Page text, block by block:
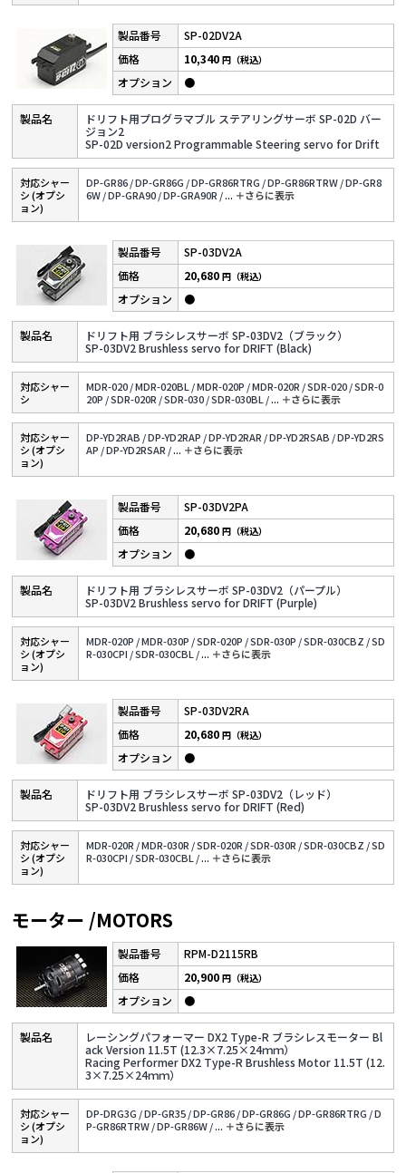
SP-02DV2A
ドリフト用プログラマブル ステアリングサーボ SP-02D バー
ジョン2
SP-02D version2 Programmable Steering servo for Drift
10,340円（税込）
●
対応シャー
シ (オプシ
ョン)
DP-GR86 /DP-GR86G /DP-GR86RTRG /DP-GR86RTRW /DP-GR8
6W /DP-GRA90 /DP-GRA90R /... ＋さらに表⽰
SP-03DV2A
ドリフト用 ブラシレスサーボ SP-03DV2（ブラック）
SP-03DV2 Brushless servo for DRIFT (Black)
20,680円（税込）
●
対応シャー
シ
MDR-020 /MDR-020BL /MDR-020P /MDR-020R /SDR-020 /SDR-0
20P /SDR-020R /SDR-030 /SDR-030BL /... ＋さらに表⽰
対応シャー
シ (オプシ
ョン)
DP-YD2RAB /DP-YD2RAP /DP-YD2RAR /DP-YD2RSAB /DP-YD2RS
AP /DP-YD2RSAR /... ＋さらに表⽰
SP-03DV2PA
ドリフト用 ブラシレスサーボ SP-03DV2（パープル）
SP-03DV2 Brushless servo for DRIFT (Purple)
20,680円（税込）
●
対応シャー
シ (オプシ
ョン)
MDR-020P /MDR-030P /SDR-020P /SDR-030P /SDR-030CBZ /SD
R-030CPI /SDR-030CBL /... ＋さらに表⽰
SP-03DV2RA
ドリフト用 ブラシレスサーボ SP-03DV2（レッド）
SP-03DV2 Brushless servo for DRIFT (Red)
20,680円（税込）
●
対応シャー
シ (オプシ
ョン)
MDR-020R /MDR-030R /SDR-020R /SDR-030R /SDR-030CBZ /SD
R-030CPI /SDR-030CBL /... ＋さらに表⽰
モーター /MOTORS
RPM-D2115RB
レーシングパフォーマー DX2 Type-R ブラシレスモーター Bl
ack Version 11.5T (12.3×7.25×24ｍｍ）
Racing Performer DX2 Type-R Brushless Motor 11.5T (12.
3×7.25×24ｍｍ）
20,900円（税込）
●
対応シャー
シ (オプシ
ョン)
DP-DRG3G /DP-GR35 /DP-GR86 /DP-GR86G /DP-GR86RTRG /D
P-GR86RTRW /DP-GR86W /... ＋さらに表⽰